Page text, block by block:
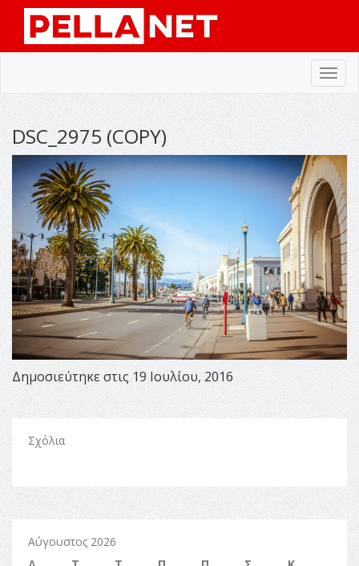
DSC_2975 (COPY)
Δημοσιεύτηκε στις 19 Ιουλίου, 2016
Σχόλια
Αύγουστος 2026